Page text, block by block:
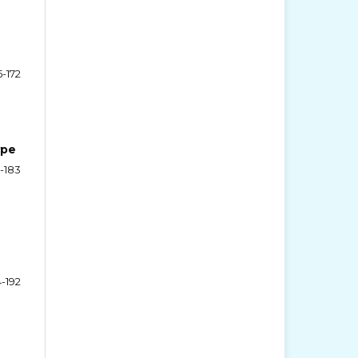
172
183
192